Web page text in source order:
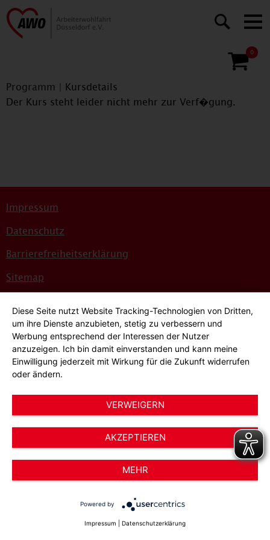
0
Programm
Kursdetails
Der Kurs steht leider nicht mehr zur Verf�gung.
Impressum
Datenschutz
Barrierefreiheitserklärung
Sitemap
Hinweisgeber*innensystem
Cookie-Einstellungen
© 2026 AWO Düsseldorf – Arbeiterwohlfahrt e.V.
Diese Seite nutzt Website Tracking-Technologien von Dritten,
um ihre Dienste anzubieten, stetig zu verbessern und
Werbung entsprechend der Interessen der Nutzer
anzuzeigen. Ich bin damit einverstanden und kann meine
Einwilligung jederzeit mit Wirkung für die Zukunft widerrufen
oder ändern.
VERWEIGERN
AKZEPTIEREN
MEHR
Powered by
Impressum Datenschutzerklärung